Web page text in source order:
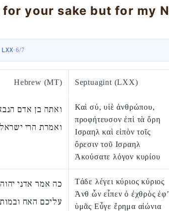
·6/7
Hebrew (MT) Septuagint (LXX)
ואתה בן אדם
ואמרת הרי
Καὶ σύ, υἱὲ ἀνθρώπου,
προφήτευσον ἐπὶ τὰ ὄρη
Ισραηλ καὶ εἰπὸν τοῖς
ὄρεσιν τοῦ Ισραηλ
Ἀκούσατε λόγον κυρίου
כה אמר אדני
עליכם האח
Τάδε λέγει κύριος κύριος
Ἀνθ ὧν εἶπεν ὁ ἐχθρὸς ἐφ’
ὑμᾶς Εὖγε ἔρημα αἰώνια